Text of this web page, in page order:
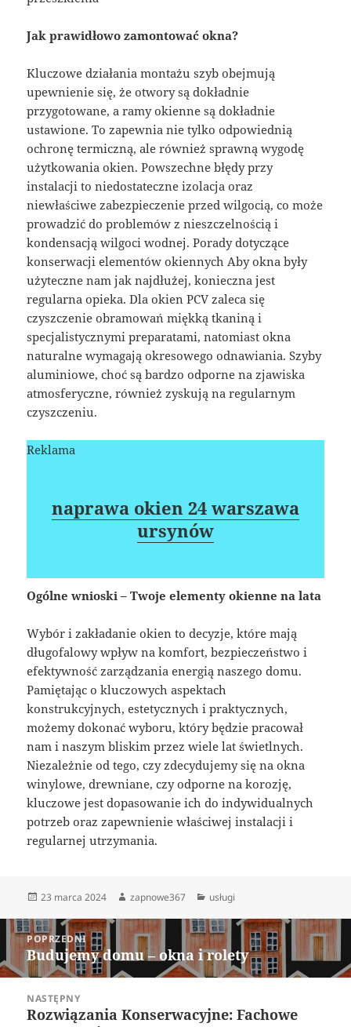
Jak prawidłowo zamontować okna?
Kluczowe działania montażu szyb obejmują
upewnienie się, że otwory są dokładnie
przygotowane, a ramy okienne są dokładnie
ustawione. To zapewnia nie tylko odpowiednią
ochronę termiczną, ale również sprawną wygodę
użytkowania okien. Powszechne błędy przy
instalacji to niedostateczne izolacja oraz
niewłaściwe zabezpieczenie przed wilgocią, co może
prowadzić do problemów z nieszczelnością i
kondensacją wilgoci wodnej. Porady dotyczące
konserwacji elementów okiennych Aby okna były
użyteczne nam jak najdłużej, konieczna jest
regularna opieka. Dla okien PCV zaleca się
czyszczenie obramowań miękką tkaniną i
specjalistycznymi preparatami, natomiast okna
naturalne wymagają okresowego odnawiania. Szyby
aluminiowe, choć są bardzo odporne na zjawiska
atmosferyczne, również zyskują na regularnym
czyszczeniu.
Reklama
naprawa okien 24 warszawa
ursynów
Ogólne wnioski – Twoje elementy okienne na lata
Wybór i zakładanie okien to decyzje, które mają
długofalowy wpływ na komfort, bezpieczeństwo i
efektywność zarządzania energią naszego domu.
Pamiętając o kluczowych aspektach
konstrukcyjnych, estetycznych i praktycznych,
możemy dokonać wyboru, który będzie pracował
nam i naszym bliskim przez wiele lat świetlnych.
Niezależnie od tego, czy zdecydujemy się na okna
winylowe, drewniane, czy odporne na korozję,
kluczowe jest dopasowanie ich do indywidualnych
potrzeb oraz zapewnienie właściwej instalacji i
regularnej utrzymania.
Data
23 marca 2024 Autor
zapnowe367 Kategorie
usługi
Nawigacja
wpisuPOPRZEDNI
Poprzedni
wpis:
Budujemy domu – okna i rolety
NASTĘPNY
Następny
Rozwiązania Konserwacyjne: Fachowe